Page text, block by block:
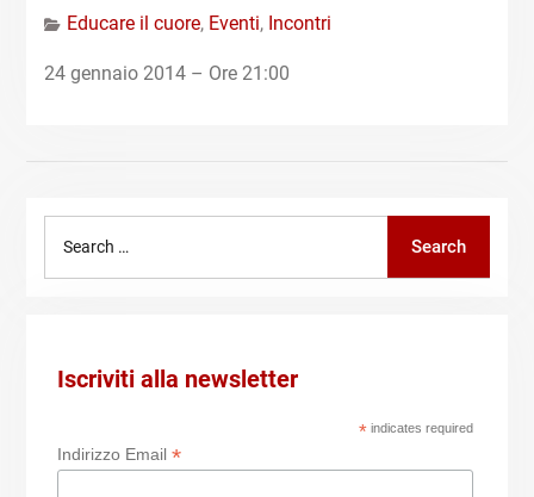
Educare il cuore, Eventi, Incontri
24 gennaio 2014 – Ore 21:00
Search
Iscriviti alla newsletter
*indicates required
Indirizzo Email *